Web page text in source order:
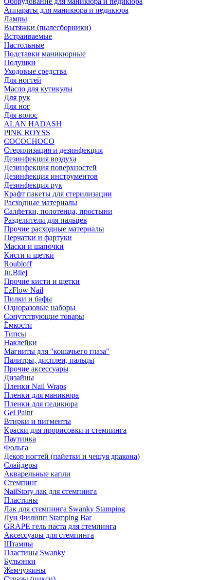
Аппараты для маникюра и педикюра
Лампы
Вытяжки (пылесборники)
Встраиваемые
Настольные
Подставки маникюрные
Подушки
Уходовые средства
Для ногтей
Масло для кутикулы
Для рук
Для ног
Для волос
ALAN HADASH
PINK ROYSS
COCOCHOCO
Стерилизация и дезинфекция
Дезинфекция воздуха
Дезинфекция поверхностей
Дезинфекция инструментов
Дезинфекция рук
Крафт пакеты для стерилизации
Расходные материалы
Салфетки, полотенца, простыни
Разделители для пальцев
Прочие расходные материалы
Перчатки и фартуки
Маски и шапочки
Кисти и щетки
Roubloff
Ju.Bilej
Прочие кисти и щетки
EzFlow Nail
Пилки и бафы
Одноразовые наборы
Сопутствующие товары
Ёмкости
Типсы
Наклейки
Магниты для "кошачьего глаза"
Палитры, дисплеи, пальцы
Прочие аксессуары
Дизайны
Пленки Nail Wraps
Пленки для маникюра
Пленки для педикюра
Gel Paint
Втирки и пигменты
Краски для прорисовки и стемпинга
Паутинка
Фольга
Декор ногтей (пайетки и чешуя дракона)
Слайдеры
Акварельные капли
Стемпинг
NailStory лак для стемпинга
Пластины
Лак для стемпинга Swanky Stamping
Луи Филипп Stamping Bar
GRAPE гель паста для стемпинга
Аксессуары для стемпинга
Штампы
Пластины Swanky
Бульонки
Жемчужины